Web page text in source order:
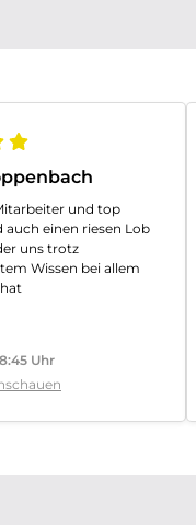
und top
auch einen riesen Lob
uns trotz
Wissen bei allem
Uhr